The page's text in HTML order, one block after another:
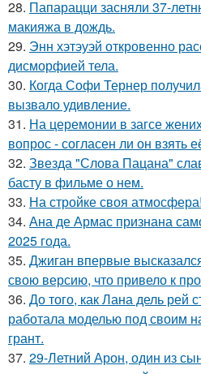
28. Папарацци засняли 37-
макияжа в дождь.
29. Энн хэтэуэй откровенно
дисморфией тела.
30. Когда Софи Тернер
вызвало удивление.
31. На церемонии в загсе
вопрос - согласен ли он взять
32. Звезда "Слова Пацана"
басту в фильме о нем.
33. На стройке своя атмосфера!
34. Ана де Армас признана
2025 года.
35. Джиган впервые
свою версию, что привело к
36. До того, как Лана дель рей
работала моделью под своим
грант.
37. 29-Летний Арон, один из